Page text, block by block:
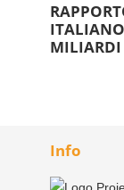
ITALIANO
MILIARDI
Info